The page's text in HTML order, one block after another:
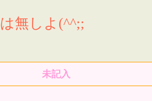
無しよ(^^;;
未記入